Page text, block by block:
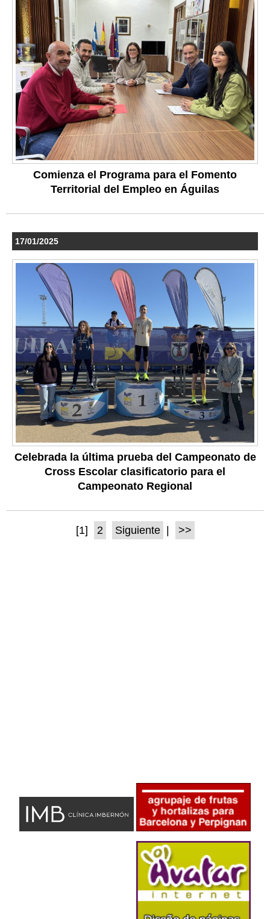
Comienza el Programa para el Fomento
Territorial del Empleo en Águilas
17/01/2025
Celebrada la última prueba del Campeonato de
Cross Escolar clasificatorio para el
Campeonato Regional
[1] 2 Siguiente >>